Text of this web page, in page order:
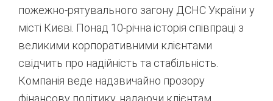
пожежно-рятувального загону ДСНС України у
місті Києві. Понад 10-річна історія співпраці з
великими корпоративними клієнтами
свідчить про надійність та стабільність.
Компанія веде надзвичайно прозору
фінансову політику, надаючи клієнтам